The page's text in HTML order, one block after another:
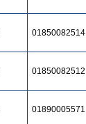
01850082514
01850082512
01890005571